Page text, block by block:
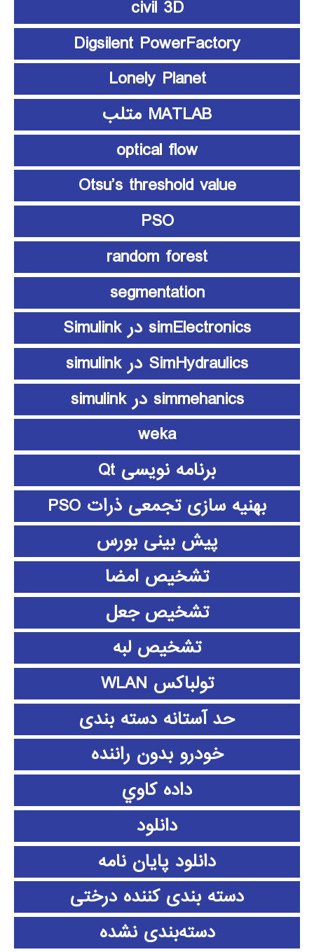
civil 3D
Digsilent PowerFactory
Lonely Planet
MATLAB متلب
optical flow
Otsu’s threshold value
PSO
random forest
segmentation
simElectronics در Simulink
SimHydraulics در simulink
simmehanics در simulink
weka
برنامه نویسی Qt
بهنیه سازی تجمعی ذرات PSO
پیش بینی بورس
تشخیص امضا
تشخیص جعل
تشخیص لبه
تولباکس WLAN
حد آستانه دسته بندی
خودرو بدون راننده
داده كاوي
دانلود
دانلود پايان نامه
دسته بندی کننده درختی
دسته‌بندی نشده